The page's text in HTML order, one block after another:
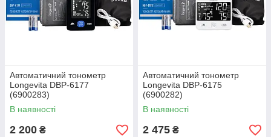
Автоматичний тонометр
Longevita DBP-6177
(6900283)
В наявності
2 200 ₴
Автоматичний тонометр
Longevita DBP-6175
(6900282)
В наявності
2 475 ₴